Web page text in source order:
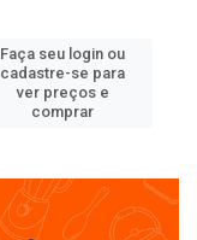
Faça seu login ou
cadastre-se para
ver preços e
comprar